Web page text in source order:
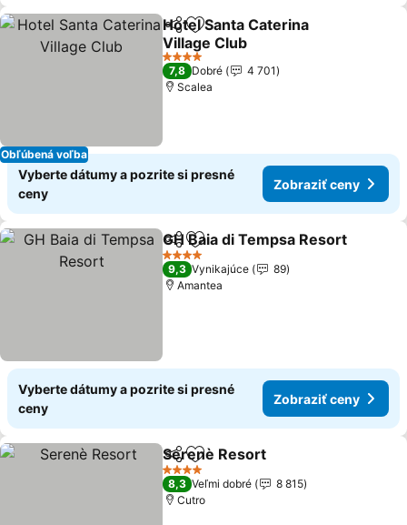
Obľúbená voľba
ZdieľaťPridať do obľúbených
Hotel Santa Caterina
Village Club
Zobraziť ceny
4 Počet hviezdičiek
7,8 Dobré
4 701
Scalea
Vyberte dátumy a pozrite si presné
ceny
Zobraziť ceny
ZdieľaťPridať do obľúbených
GH Baia di Tempsa Resort
4 Počet hviezdičiek
9,3 Vynikajúce
89
Amantea
Vyberte dátumy a pozrite si presné
ceny
Zobraziť ceny
ZdieľaťPridať do obľúbených
Serenè Resort
4 Počet hviezdičiek
8,3 Veľmi dobré
8 815
Cutro